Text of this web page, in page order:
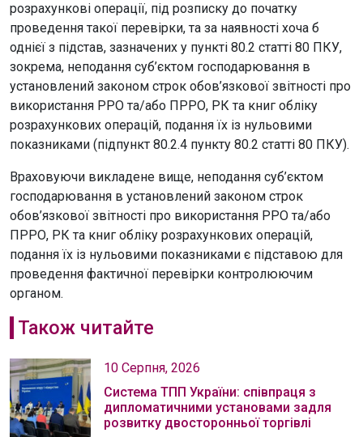
розрахункові операції, під розписку до початку
проведення такої перевірки, та за наявності хоча б
однієї з підстав, зазначених у пункті 80.2 статті 80 ПКУ,
зокрема, неподання суб’єктом господарювання в
установлений законом строк обов’язкової звітності про
використання РРО та/або ПРРО, РК та книг обліку
розрахункових операцій, подання їх із нульовими
показниками (підпункт 80.2.4 пункту 80.2 статті 80 ПКУ).
Враховуючи викладене вище, неподання суб’єктом
господарювання в установлений законом строк
обов’язкової звітності про використання РРО та/або
ПРРО, РК та книг обліку розрахункових операцій,
подання їх із нульовими показниками є підставою для
проведення фактичної перевірки контролюючим
органом.
Також читайте
10 Серпня, 2026
Система ТПП України: співпраця з
дипломатичними установами задля
розвитку двосторонньої торгівлі